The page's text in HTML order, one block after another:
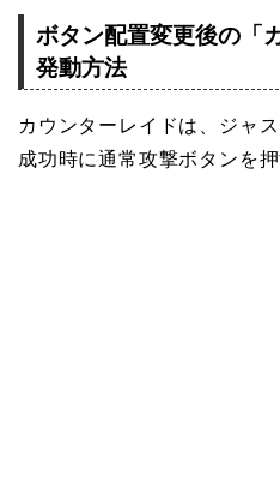
ボタン配置変更後の「
発動方法
カウンターレイドは、ジャ
成功時に通常攻撃ボタンを